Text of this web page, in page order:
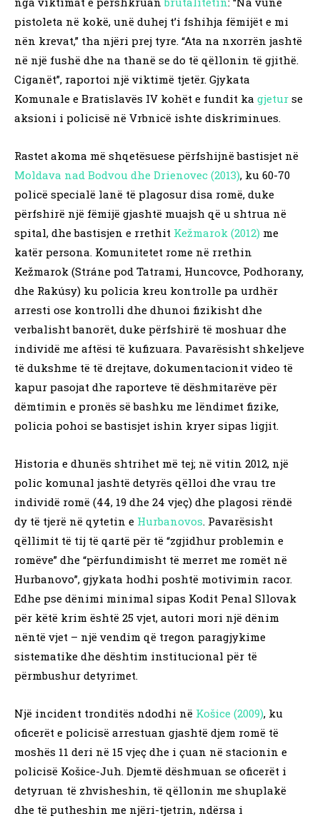
pistoleta në kokë, unë duhej t’i fshihja fëmijët e mi
nën krevat,” tha njëri prej tyre. “Ata na nxorrën jashtë
në një fushë dhe na thanë se do të qëllonin të gjithë.
Ciganët”, raportoi një viktimë tjetër. Gjykata
Komunale e Bratislavës IV kohët e fundit ka gjetur se
aksioni i policisë në Vrbnicë ishte diskriminues.
Rastet akoma më shqetësuese përfshijnë bastisjet në
Moldava nad Bodvou dhe Drienovec (2013), ku 60-70
policë specialë lanë të plagosur disa romë, duke
përfshirë një fëmijë gjashtë muajsh që u shtrua në
spital, dhe bastisjen e rrethit Kežmarok (2012) me
katër persona. Komunitetet rome në rrethin
Kežmarok (Stráne pod Tatrami, Huncovce, Podhorany,
dhe Rakúsy) ku policia kreu kontrolle pa urdhër
arresti ose kontrolli dhe dhunoi fizikisht dhe
verbalisht banorët, duke përfshirë të moshuar dhe
individë me aftësi të kufizuara. Pavarësisht shkeljeve
të dukshme të të drejtave, dokumentacionit video të
kapur pasojat dhe raporteve të dëshmitarëve për
dëmtimin e pronës së bashku me lëndimet fizike,
policia pohoi se bastisjet ishin kryer sipas ligjit.
Historia e dhunës shtrihet më tej; në vitin 2012, një
polic komunal jashtë detyrës qëlloi dhe vrau tre
individë romë (44, 19 dhe 24 vjeç) dhe plagosi rëndë
dy të tjerë në qytetin e Hurbanovos. Pavarësisht
qëllimit të tij të qartë për të “zgjidhur problemin e
romëve” dhe “përfundimisht të merret me romët në
Hurbanovo”, gjykata hodhi poshtë motivimin racor.
Edhe pse dënimi minimal sipas Kodit Penal Sllovak
për këtë krim është 25 vjet, autori mori një dënim
nëntë vjet – një vendim që tregon paragjykime
sistematike dhe dështim institucional për të
përmbushur detyrimet.
Një incident tronditës ndodhi në Košice (2009), ku
oficerët e policisë arrestuan gjashtë djem romë të
moshës 11 deri në 15 vjeç dhe i çuan në stacionin e
policisë Košice-Juh. Djemtë dëshmuan se oficerët i
detyruan të zhvisheshin, të qëllonin me shuplakë
dhe të putheshin me njëri-tjetrin, ndërsa i